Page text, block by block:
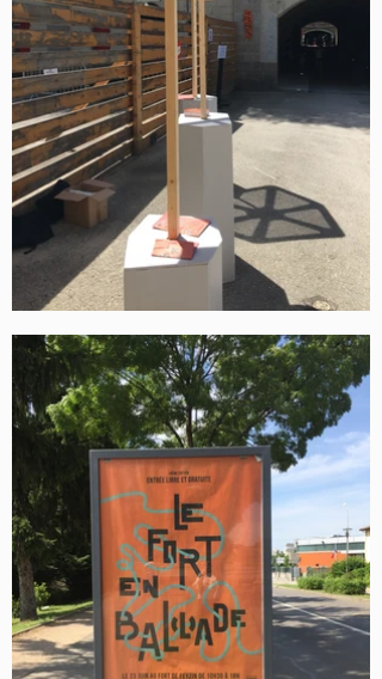
cohérente, au service de l’accessibilité, de
l’orientation et de l’identité du festival.